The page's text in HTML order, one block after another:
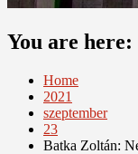
You are here:
Home
2021
szeptember
23
Batka Zoltán: